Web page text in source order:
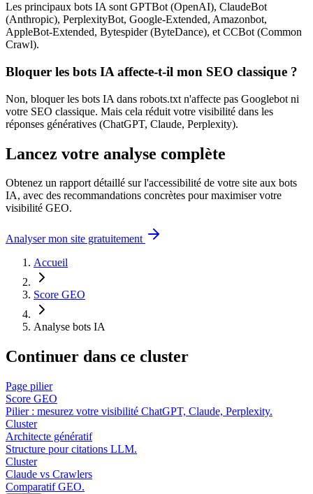
Les principaux bots IA sont GPTBot (OpenAI), ClaudeBot
(Anthropic), PerplexityBot, Google-Extended, Amazonbot,
AppleBot-Extended, Bytespider (ByteDance), et CCBot (Common
Crawl).
Bloquer les bots IA affecte-t-il mon SEO classique ?
Non, bloquer les bots IA dans robots.txt n'affecte pas Googlebot ni
votre SEO classique. Mais cela réduit votre visibilité dans les
réponses génératives (ChatGPT, Claude, Perplexity).
Lancez votre analyse complète
Obtenez un rapport détaillé sur l'accessibilité de votre site aux bots
IA, avec des recommandations concrètes pour maximiser votre
visibilité GEO.
Analyser mon site gratuitement
Accueil
Score GEO
Analyse bots IA
Continuer dans ce cluster
Page pilier
Score GEO
Pilier : mesurez votre visibilité ChatGPT, Claude, Perplexity.
Cluster
Architecte génératif
Structure pour citations LLM.
Cluster
Claude vs Crawlers
Comparatif GEO.